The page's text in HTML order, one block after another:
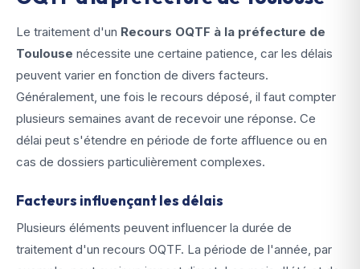
Le traitement d'un Recours OQTF à la préfecture de
Toulouse nécessite une certaine patience, car les délais
peuvent varier en fonction de divers facteurs.
Généralement, une fois le recours déposé, il faut compter
plusieurs semaines avant de recevoir une réponse. Ce
délai peut s'étendre en période de forte affluence ou en
cas de dossiers particulièrement complexes.
Facteurs influençant les délais
Plusieurs éléments peuvent influencer la durée de
traitement d'un recours OQTF. La période de l'année, par